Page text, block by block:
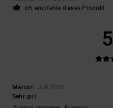
Ich empfehle dieses Produkt
5
Marco6. Juli 2026
Sehr gut